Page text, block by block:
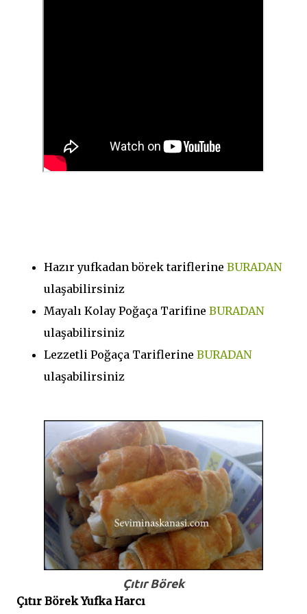
Hazır yufkadan börek tariflerine BURADAN
ulaşabilirsiniz
Mayalı Kolay Poğaça Tarifine BURADAN
ulaşabilirsiniz
Lezzetli Poğaça Tariflerine BURADAN
ulaşabilirsiniz
Çıtır Börek
Çıtır Börek Yufka Harcı